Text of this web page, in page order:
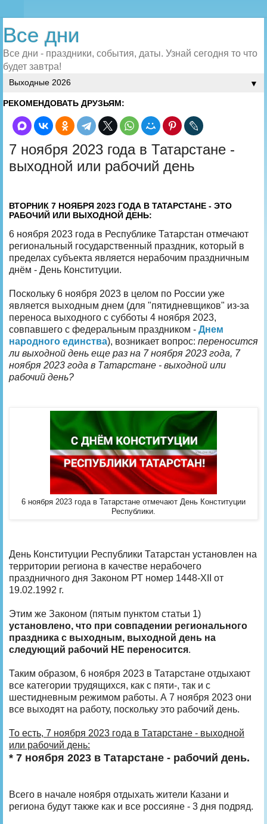
Все дни
Все дни - праздники, события, даты. Узнай сегодня то что
будет завтра!
▼
РЕКОМЕНДОВАТЬ ДРУЗЬЯМ:
7 ноября 2023 года в Татарстане -
выходной или рабочий день
ВТОРНИК 7 НОЯБРЯ 2023 ГОДА В ТАТАРСТАНЕ - ЭТО
РАБОЧИЙ ИЛИ ВЫХОДНОЙ ДЕНЬ:
6 ноября 2023 года в Республике Татарстан отмечают
региональный государственный праздник, который в
пределах субъекта является нерабочим праздничным
днём - День Конституции.
Поскольку 6 ноября 2023 в целом по России уже
является выходным днем (для "пятидневщиков" из-за
переноса выходного с субботы 4 ноября 2023,
совпавшего с федеральным праздником - Днем
народного единства), возникает вопрос: переносится
ли выходной день еще раз на 7 ноября 2023 года, 7
ноября 2023 года в Татарстане - выходной или
рабочий день?
6 ноября 2023 года в Татарстане отмечают День Конституции
Республики.
День Конституции Республики Татарстан установлен на
территории региона в качестве нерабочего
праздничного дня Законом РТ номер 1448-XII от
19.02.1992 г.
Этим же Законом (пятым пунктом статьи 1)
установлено, что при совпадении регионального
праздника с выходным, выходной день на
следующий рабочий НЕ переносится.
Таким образом, 6 ноября 2023 в Татарстане отдыхают
все категории трудящихся, как с пяти-, так и с
шестидневным режимом работы. А 7 ноября 2023 они
все выходят на работу, поскольку это рабочий день.
То есть, 7 ноября 2023 года в Татарстане - выходной
или рабочий день:
* 7 ноября 2023 в Татарстане - рабочий день.
Всего в начале ноября отдыхать жители Казани и
региона будут также как и все россияне - 3 дня подряд.